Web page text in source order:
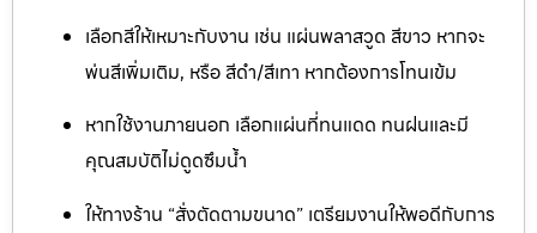
เลือกสีให้เหมาะกับงาน เช่น แผ่นพลาสวูด สีขาว หากจะ
พ่นสีเพิ่มเติม, หรือ สีดำ/สีเทา หากต้องการโทนเข้ม
หากใช้งานภายนอก เลือกแผ่นที่ทนแดด ทนฝนและมี
คุณสมบัติไม่ดูดซึมน้ำ
ให้ทางร้าน “สั่งตัดตามขนาด” เตรียมงานให้พอดีกับการ